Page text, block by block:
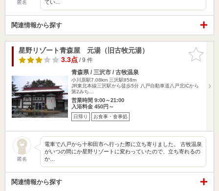
匿名
てい…
関連情報から探す
お気に入
りに追加
星野リゾート青森屋 元湯（旧古牧元湯）
3.3点/ 9 件
青森県 / 三沢市 / 古牧温泉
小川原駅7.08km 三沢駅858m
JR東北本線三沢駅から徒歩5分 八戸自動車道八戸北ICから
第2みち…
営業時間 9:00～21:00
入浴料金 450円～
日帰り お食事・食事処
匿名
電車で八戸から十和田市へ行った際に立ち寄りました。 古牧温泉
がいつの間にか星野リゾートに変わっていたので、立ち寄れるの
か…
関連情報から探す